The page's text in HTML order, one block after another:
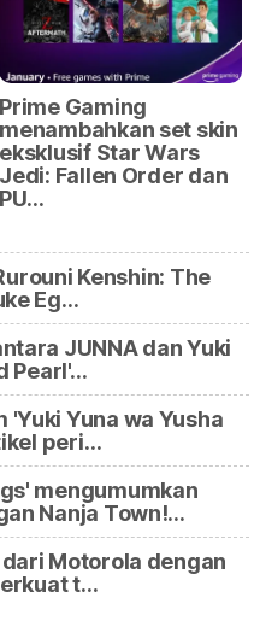
Prime Gaming
menambahkan set skin
eksklusif Star Wars
Jedi: Fallen Order dan
PU…
Kenshin: The
Eg…
JUNNA dan Yuki
Pearl'…
Yuna wa Yusha
peri…
mengumumkan
Nanja Town!…
Motorola dengan
t…